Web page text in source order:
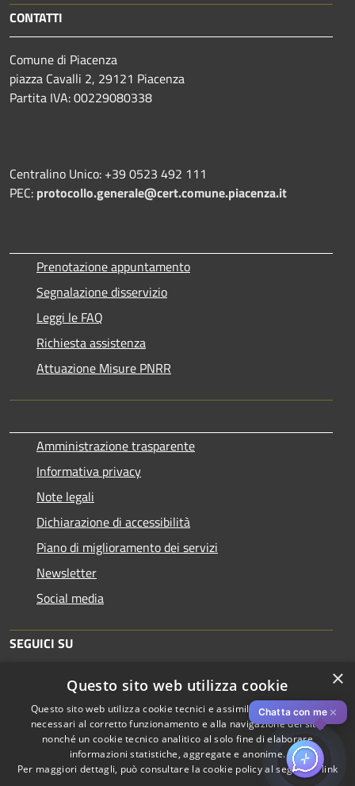
CONTATTI
Comune di Piacenza
piazza Cavalli 2, 29121 Piacenza
Partita IVA: 00229080338
Centralino Unico: +39 0523 492 111
PEC: protocollo.generale@cert.comune.piacenza.it
Prenotazione appuntamento
Segnalazione disservizio
Leggi le FAQ
Richiesta assistenza
Attuazione Misure PNRR
Amministrazione trasparente
Informativa privacy
Note legali
Dichiarazione di accessibilità
Piano di miglioramento dei servizi
Newsletter
Social media
SEGUICI SU
RSS
Accessibilità
Copyright © 2026 • Comune di
Piacenza • Powered by
Chatta con me ✕
×
Questo sito web utilizza cookie
Questo sito web utilizza cookie tecnici e assimilati strettamente
necessari al corretto funzionamento e alla navigazione del sito,
nonché un cookie tecnico analitico al solo fine di elaborare
informazioni statistiche, aggregate e anonime.
Per maggiori dettagli, può consultare la cookie policy al seguentelink